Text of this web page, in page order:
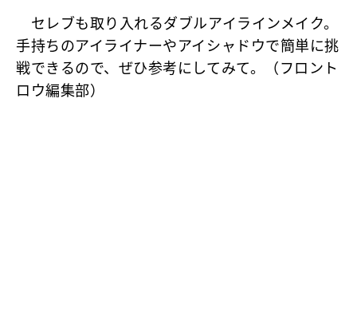
セレブも取り入れるダブルアイラインメイク。
手持ちのアイライナーやアイシャドウで簡単に挑
戦できるので、ぜひ参考にしてみて。（フロント
ロウ編集部）